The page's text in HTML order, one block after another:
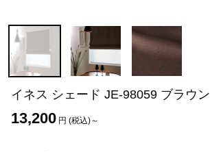
イネス シェード JE-98059 ブラウン
13,200 円 (税込)～